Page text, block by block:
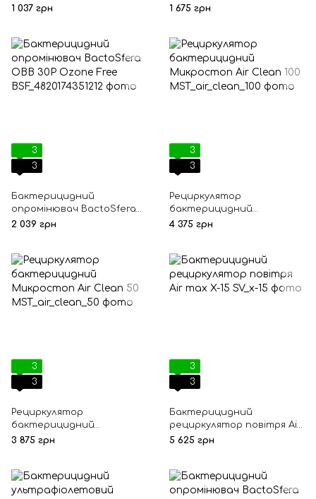
OBB 15S Ozone Free
1 037 грн
OBB 30P Ozone
1 675 грн
3
3
Бактерицидний
опромінювач BactoSfera
OBB 30P Ozone Free
2 039 грн
3
3
Рециркулятор
бактерицидний
Микростоп Air Clean 100
4 375 грн
3
3
Рециркулятор
бактерицидний
Микростоп Air Clean 50
3 875 грн
3
3
Бактерицидний
рециркулятор повітря Air
max X-15
5 625 грн